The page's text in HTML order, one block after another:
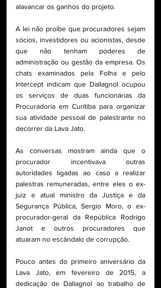
alavancar os ganhos do projeto.
A lei não proíbe que procuradores sejam
sócios, investidores ou acionistas, desde
que não tenham poderes de
administração ou gestão da empresa. Os
chats examinados pela Folha e pelo
Intercept indicam que Dallagnol ocupou
os serviços de duas funcionárias da
Procuradoria em Curitiba para organizar
sua atividade pessoal de palestrante no
decorrer da Lava Jato.
As conversas mostram ainda que o
procurador incentivava outras
autoridades ligadas ao caso a realizar
palestras remuneradas, entre eles o ex-
juiz e atual ministro da Justiça e da
Segurança Pública, Sergio Moro, o ex-
procurador-geral da República Rodrigo
Janot e outros procuradores que
atuaram no escândalo de corrupção.
Pouco antes do primeiro aniversário da
Lava Jato, em fevereiro de 2015, a
dedicação de Dallagnol ao trabalho de